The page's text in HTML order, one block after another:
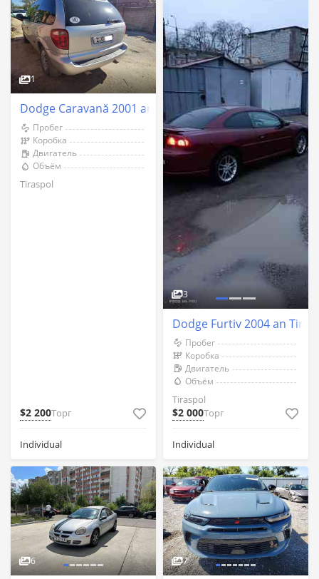
1
Dodge Caravană 2001 an Tiraspol
Пробег
Коробка
Двигатель
Объём
Tiraspol
$2 200Торг
Individual
3
Dodge Furtiv 2004 an
Пробег
Коробка
Двигатель
Объём
Tiraspol
$2 000Торг
Individual
6 7